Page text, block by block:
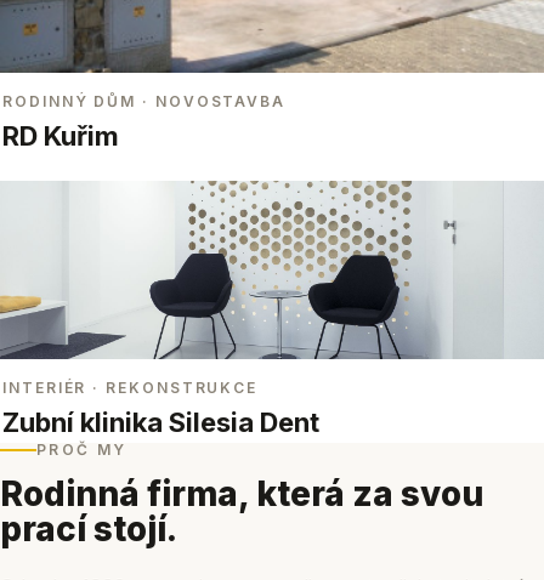
RODINNÝ DŮM · NOVOSTAVBA
RD Kuřim
INTERIÉR · REKONSTRUKCE
Zubní klinika Silesia Dent
PROČ MY
Rodinná firma, která za svou
prací stojí.